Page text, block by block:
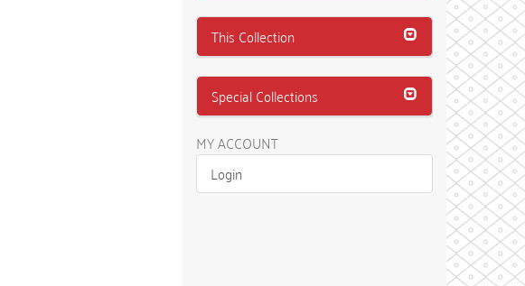
This Collection
Special Collections
MY ACCOUNT
Login